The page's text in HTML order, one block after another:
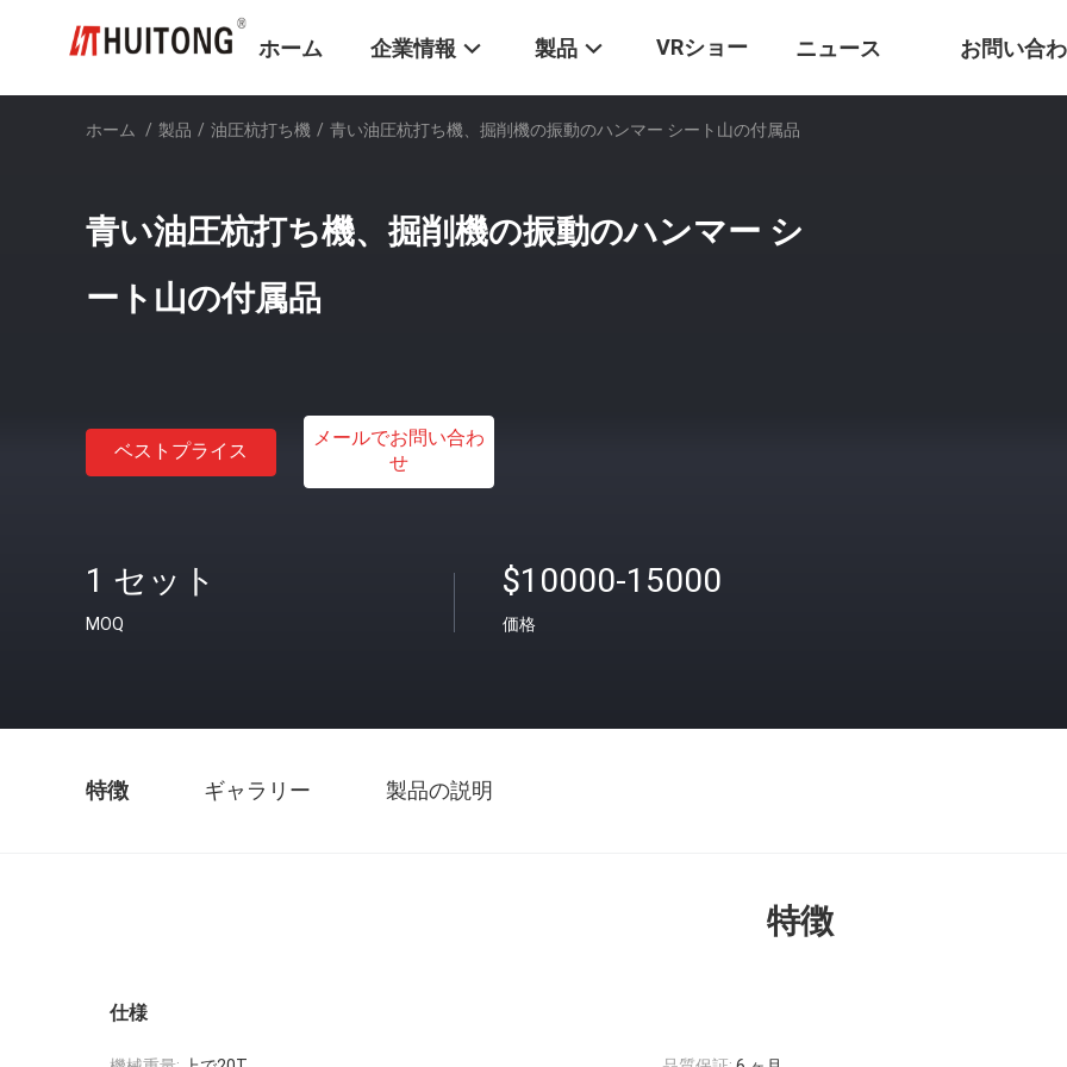
ホーム 企業情報 製品 VRショー ニュース お問い合
ホーム / 製品 / 油圧杭打ち機 / 青い油圧杭打ち機、掘削機の振動のハンマー シート山の付属品
青い油圧杭打ち機、掘削機の振動のハンマー シ
ート山の付属品
ベストプライス
メールでお問い合わ
せ
1 セット
MOQ
$10000-15000
価格
特徴 ギャラリー 製品の説明
特徴
仕様